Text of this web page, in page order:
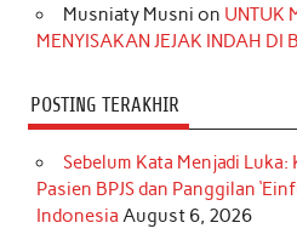
Musniaty Musni on UNTUK
MENYISAKAN JEJAK INDAH DI
POSTING TERAKHIR
Sebelum Kata Menjadi
Pasien BPJS dan Panggilan
Indonesia August 6, 2026